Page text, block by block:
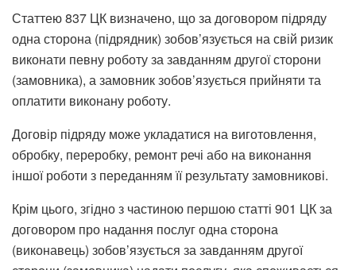
Статтею 837 ЦК визначено, що за договором підряду
одна сторона (підрядник) зобов’язується на свій ризик
виконати певну роботу за завданням другої сторони
(замовника), а замовник зобов’язується прийняти та
оплатити виконану роботу.
Договір підряду може укладатися на виготовлення,
обробку, переробку, ремонт речі або на виконання
іншої роботи з переданням її результату замовникові.
Крім цього, згідно з частиною першою статті 901 ЦК за
договором про надання послуг одна сторона
(виконавець) зобов’язується за завданням другої